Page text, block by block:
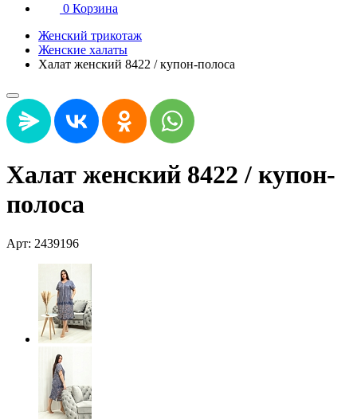
0 Корзина
Женский трикотаж
Женские халаты
Халат женский 8422 / купон-полоса
Халат женский 8422 / купон-
полоса
Арт: 2439196